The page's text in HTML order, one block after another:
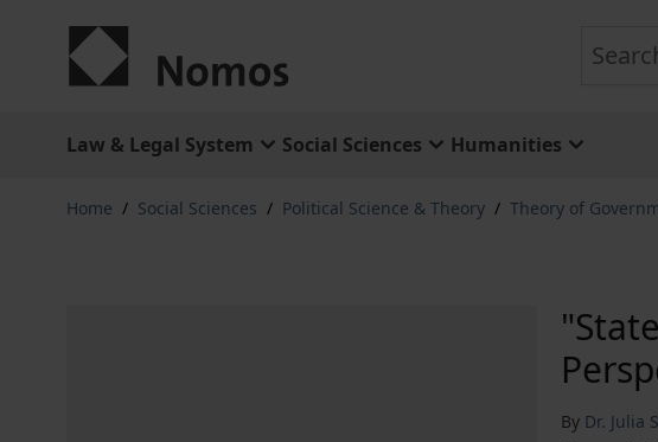
Law & Legal System Social Sciences Humanities
Home / Social Sciences / Political Science & Theory / Theory of
By Dr. Julia